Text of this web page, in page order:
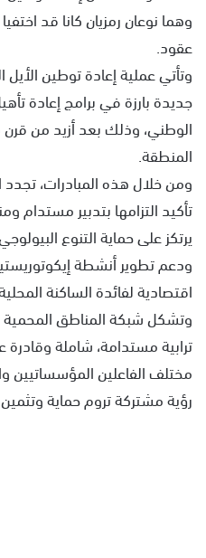
وهما نوعان رمزيان كانا قد
عقود.
وتأتي عملية إعادة توطين الأيل
جديدة بارزة في برامج إعادة
الوطني، وذلك بعد أزيد من
المنطقة.
ومن خلال هذه المبادرات، تجدد
تأكيد التزامها بتدبير مستدام
يرتكز على حماية التنوع
ودعم تطوير أنشطة
اقتصادية لفائدة الساكنة
وتشكل شبكة المناطق المحمية
ترابية مستدامة، شاملة
مختلف الفاعلين المؤسساتيين
رؤية مشتركة تروم حماية